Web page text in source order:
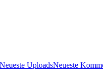
Neueste UploadsNeueste